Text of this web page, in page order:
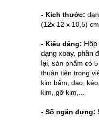
- Kích thước:
(12x 12 x 10,5) cm
- Kiểu dáng:
dạng xoay, phần
lại, sản phẩm có
thuận tiện trong
kim bấm, dao,
kim, gỡ kim,...
- Số ngăn đựng: